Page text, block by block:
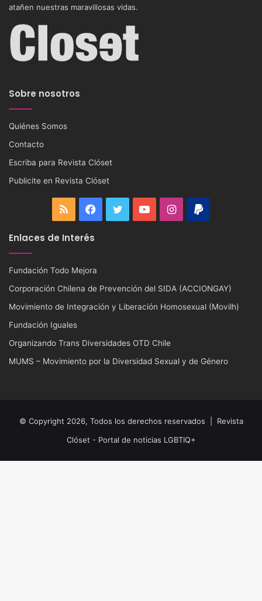
atañen nuestras maravillosas vidas.
Sobre nosotros
Quiénes Somos
Contacto
Escriba para Revista Clóset
Publicite en Revista Clóset
RSS Facebook
TwitterYouTubeInstagram
PayPal
Enlaces de Interés
Fundación Todo Mejora
Corporación Chilena de Prevención del SIDA (ACCIONGAY)
Movimiento de Integración y Liberación Homosexual (Movilh)
Fundación Iguales
Organizando Trans Diversidades OTD Chile
MUMS – Movimiento por la Diversidad Sexual y de Género
© Copyright 2026, Todos los derechos reservados | Revista
Clóset - Portal de noticias LGBTIQ+